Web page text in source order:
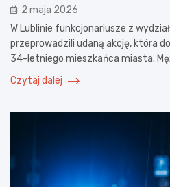
2 maja 2026
W Lublinie funkcjonariusze z
przeprowadzili udaną akcję, która
34-letniego mieszkańca miasta.
Czytaj dalej